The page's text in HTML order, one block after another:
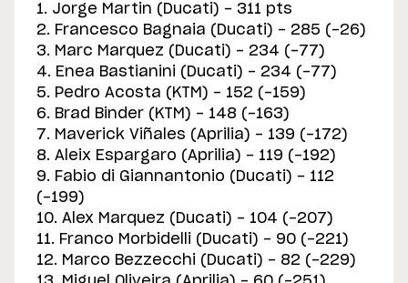
1. Jorge Martin (Ducati) - 311 pts
2. Francesco Bagnaia (Ducati) - 285 (-26)
3. Marc Marquez (Ducati) - 234 (-77)
4. Enea Bastianini (Ducati) - 234 (-77)
5. Pedro Acosta (KTM) - 152 (-159)
6. Brad Binder (KTM) - 148 (-163)
7. Maverick Viñales (Aprilia) - 139 (-172)
8. Aleix Espargaro (Aprilia) - 119 (-192)
9. Fabio di Giannantonio (Ducati) - 112
(-199)
10. Alex Marquez (Ducati) - 104 (-207)
11. Franco Morbidelli (Ducati) - 90 (-221)
12. Marco Bezzecchi (Ducati) - 82 (-229)